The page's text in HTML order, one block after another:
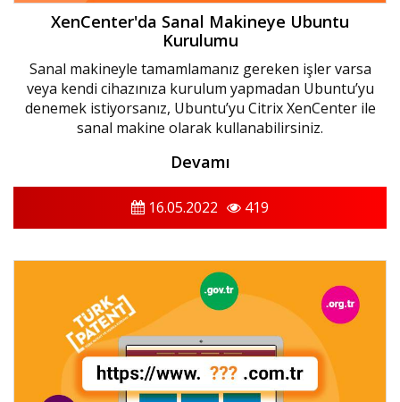
XenCenter'da Sanal Makineye Ubuntu
Kurulumu
Sanal makineyle tamamlamanız gereken işler varsa
veya kendi cihazınıza kurulum yapmadan Ubuntu’yu
denemek istiyorsanız, Ubuntu’yu Citrix XenCenter ile
sanal makine olarak kullanabilirsiniz.
Devamı
16.05.2022 419